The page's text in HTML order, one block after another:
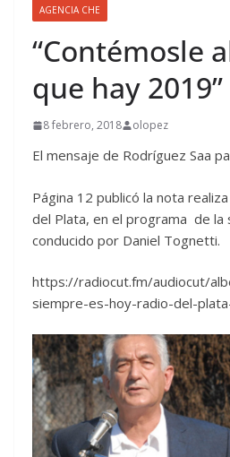
AGENCIA CHE
“Contémosle
que hay 2019”
8 febrero, 2018 olopez
El mensaje de Rodríguez Saa
Página 12 publicó la nota
del Plata, en el programa de la
conducido por Daniel Tognetti.
https://radiocut.fm/audiocut/
siempre-es-hoy-radio-del-